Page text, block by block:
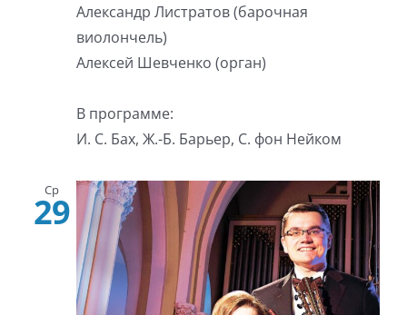
Александр Листратов (барочная
виолончель)
Алексей Шевченко (орган)
В программе:
И. С. Бах, Ж.-Б. Барьер, С. фон Нейком
Ср
29